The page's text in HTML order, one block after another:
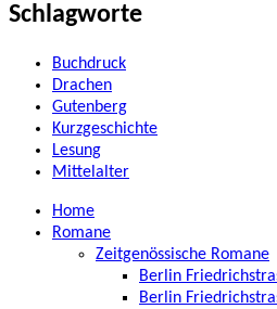
Schlagworte
Buchdruck
Drachen
Gutenberg
Kurzgeschichte
Lesung
Mittelalter
Home
Romane
Zeitgenössische Romane
Berlin
Berlin